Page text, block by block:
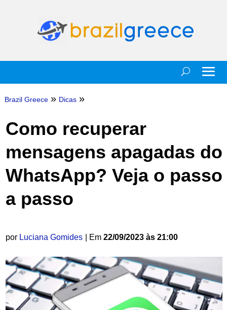
Brazil Greece » Dicas »
Como recuperar
mensagens apagadas do
WhatsApp? Veja o passo
a passo
por Luciana Gomides | Em 22/09/2023 às 21:00